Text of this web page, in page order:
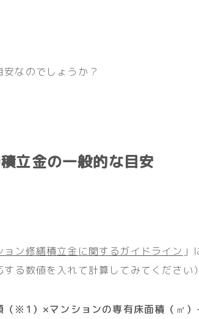
なのでしょうか？
立金の一般的な目安
ョン修繕積立金に関するガイドライン
る数値を入れて計算してみてください
（※1）×マンションの専有床面積（㎡